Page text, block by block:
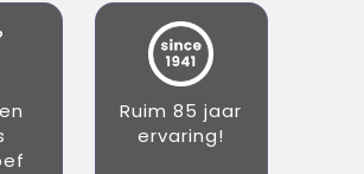
Ruim 85 jaar
ervaring!